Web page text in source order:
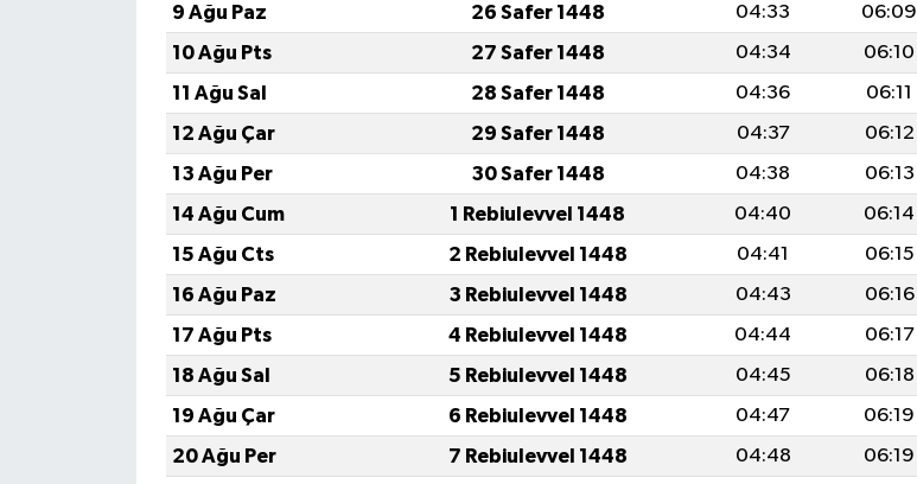
9 Ağu Paz
26 Safer 1448 04:33 06:09
10 Ağu Pts
27 Safer 1448 04:34 06:10
11 Ağu Sal
28 Safer 1448 04:36 06:11
12 Ağu Çar
29 Safer 1448 04:37 06:12
13 Ağu Per
30 Safer 1448 04:38 06:13
14 Ağu Cum
1 Rebiulevvel 1448 04:40 06:14
15 Ağu Cts
2 Rebiulevvel 1448 04:41 06:15
16 Ağu Paz
3 Rebiulevvel 1448 04:43 06:16
17 Ağu Pts
4 Rebiulevvel 1448 04:44 06:17
18 Ağu Sal
5 Rebiulevvel 1448 04:45 06:18
19 Ağu Çar
6 Rebiulevvel 1448 04:47 06:19
20 Ağu Per
7 Rebiulevvel 1448 04:48 06:19